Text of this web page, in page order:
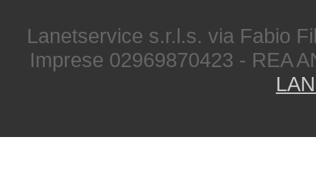
Lanetservice s.r.l.s. via Fabio
Imprese 02969870423 - REA